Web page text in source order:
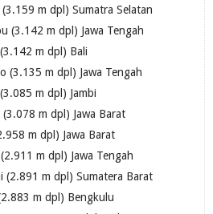
m dpl) Sumatra Selatan
(3.142 m dpl) Jawa Tengah
m dpl) Bali
(3.135 m dpl) Jawa Tengah
m dpl) Jambi
m dpl) Jawa Barat
m dpl) Jawa Barat
m dpl) Jawa Tengah
(2.891 m dpl) Sumatera Barat
m dpl) Bengkulu